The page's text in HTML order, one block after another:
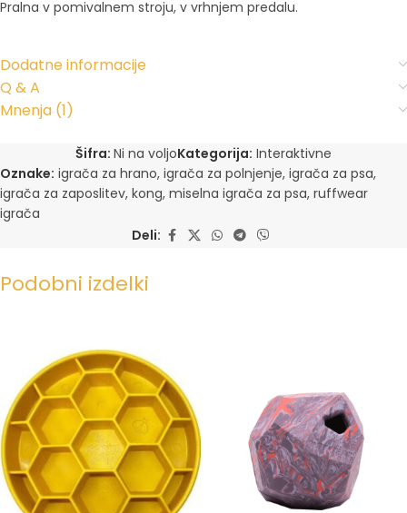
Pralna v pomivalnem stroju, v vrhnjem predalu.
Dodatne informacije
Q & A
Mnenja (1)
Šifra: Ni na voljoKategorija: Interaktivne
Oznake: igrača za hrano, igrača za polnjenje, igrača za psa,
igrača za zaposlitev, kong, miselna igrača za psa, ruffwear
igrača
Deli:
Podobni izdelki